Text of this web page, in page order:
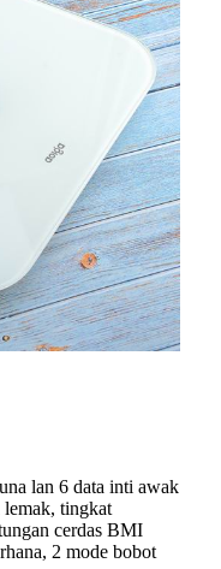
lan 6 data inti awak
lemak, tingkat
cerdas BMI
2 mode bobot